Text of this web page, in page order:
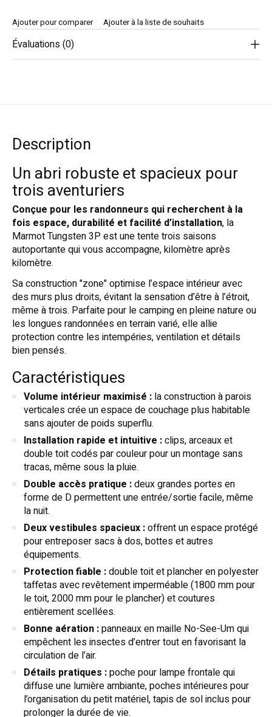
Ajouter pour comparer Ajouter à la liste de souhaits
Évaluations (0)
Description
Un abri robuste et spacieux pour
trois aventuriers
Conçue pour les randonneurs qui recherchent à la
fois espace, durabilité et facilité d’installation, la
Marmot Tungsten 3P est une tente trois saisons
autoportante qui vous accompagne, kilomètre après
kilomètre.
Sa construction "zone" optimise l’espace intérieur avec
des murs plus droits, évitant la sensation d’être à l’étroit,
même à trois. Parfaite pour le camping en pleine nature ou
les longues randonnées en terrain varié, elle allie
protection contre les intempéries, ventilation et détails
bien pensés.
Caractéristiques
Volume intérieur maximisé : la construction à parois
verticales crée un espace de couchage plus habitable
sans ajouter de poids superflu.
Installation rapide et intuitive :clips, arceaux et
double toit codés par couleur pour un montage sans
tracas, même sous la pluie.
Double accès pratique :deux grandes portes en
forme de D permettent une entrée/sortie facile, même
la nuit.
Deux vestibules spacieux :offrent un espace protégé
pour entreposer sacs à dos, bottes et autres
équipements.
Protection fiable :double toit et plancher en polyester
taffetas avec revêtement imperméable (1800 mm pour
le toit, 2000 mm pour le plancher) et coutures
entièrement scellées.
Bonne aération :panneaux en maille No-See-Um qui
empêchent les insectes d’entrer tout en favorisant la
circulation de l’air.
Détails pratiques :poche pour lampe frontale qui
diffuse une lumière ambiante, poches intérieures pour
l’organisation du petit matériel, tapis de sol inclus pour
prolonger la durée de vie.